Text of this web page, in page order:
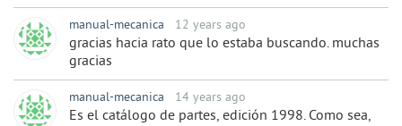
manual-mecanica 12 years ago
gracias hacia rato que lo estaba buscando. muchas
gracias
manual-mecanica 14 years ago
Es el catálogo de partes, edición 1998. Como sea,